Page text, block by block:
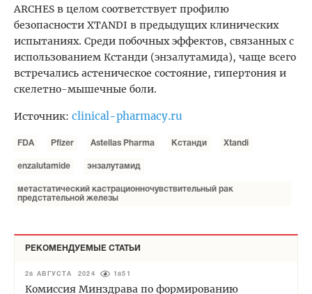
ARCHES в целом соответствует профилю
безопасности XTANDI в предыдущих клинических
испытаниях. Среди побочных эффектов, связанных с
использованием Кстанди (энзалутамида), чаще всего
встречались астеническое состояние, гипертония и
скелетно-мышечные боли.
Источник: clinical-pharmacy.ru
FDA Pfizer Astellas Pharma Кстанди Xtandi
enzalutamide энзалутамид
метастатический кастрационночувствительный рак
предстательной железы
РЕКОМЕНДУЕМЫЕ СТАТЬИ
28 АВГУСТА 2024 1851
Комиссия Минздрава по формированию